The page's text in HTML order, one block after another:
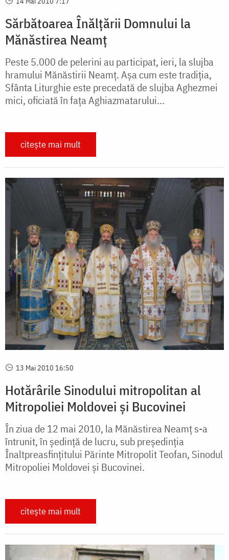
Sărbătoarea Înălțării Domnului la
Mănăstirea Neamț
Peste 5.000 de pelerini au participat, ieri, la slujba
hramului Mănăstirii Neamț. Așa cum este tradiția,
Sfânta Liturghie este precedată de slujba Aghezmei
mici, oficiată în fața Aghiazmatarului...
citește mai mult
13 Mai 2010 16:50
Hotărârile Sinodului mitropolitan al
Mitropoliei Moldovei și Bucovinei
În ziua de 12 mai 2010, la Mănăstirea Neamț s-a
întrunit, în ședință de lucru, sub președinția
Înaltpreasfințitului Părinte Mitropolit Teofan, Sinodul
Mitropoliei Moldovei și Bucovinei.
citește mai mult